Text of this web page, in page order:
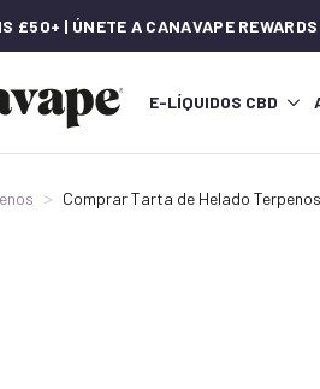
£50+ | ÚNETE A CANAVAPE REWARDS
E-LÍQUIDOS CBD
Comprar Tarta de Helado